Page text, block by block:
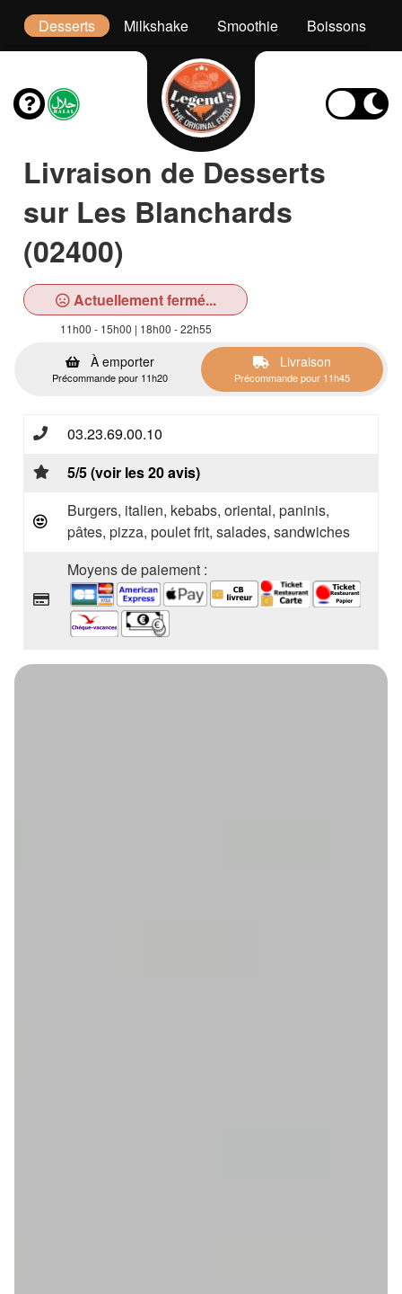
Desserts Milkshake Smoothie Boissons
Livraison de Desserts
sur Les Blanchards
(02400)
Actuellement fermé...
11h00 - 15h00 | 18h00 - 22h55
À emporter
Précommande pour 11h20
Livraison
Précommande pour 11h45
03.23.69.00.10
5/5 (voir les 20 avis)
Burgers, italien, kebabs, oriental, paninis,
pâtes, pizza, poulet frit, salades, sandwiches
Moyens de paiement :